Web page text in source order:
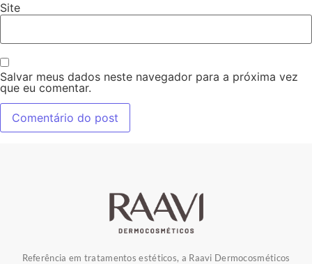
Site
Salvar meus dados neste navegador para a próxima vez
que eu comentar.
Referência em tratamentos estéticos, a Raavi Dermocosméticos